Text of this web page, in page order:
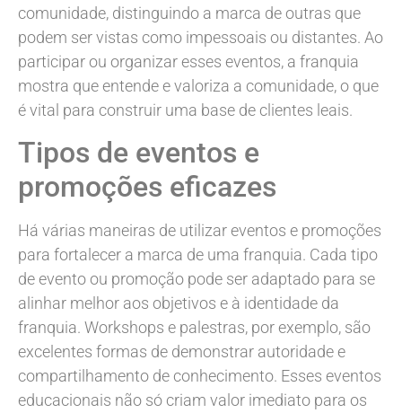
comunidade, distinguindo a marca de outras que
podem ser vistas como impessoais ou distantes. Ao
participar ou organizar esses eventos, a franquia
mostra que entende e valoriza a comunidade, o que
é vital para construir uma base de clientes leais.
Tipos de eventos e
promoções eficazes
Há várias maneiras de utilizar eventos e promoções
para fortalecer a marca de uma franquia. Cada tipo
de evento ou promoção pode ser adaptado para se
alinhar melhor aos objetivos e à identidade da
franquia. Workshops e palestras, por exemplo, são
excelentes formas de demonstrar autoridade e
compartilhamento de conhecimento. Esses eventos
educacionais não só criam valor imediato para os